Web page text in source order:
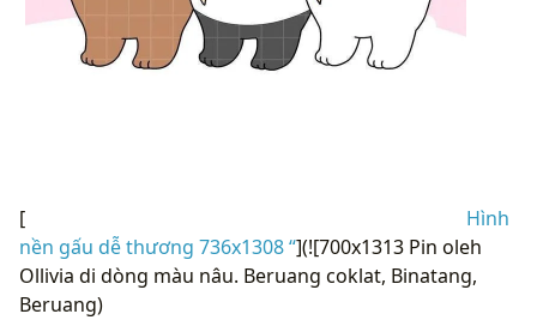
[
Hình
nền gấu dễ thương 736x1308 “](![700x1313 Pin oleh
Ollivia di dòng màu nâu. Beruang coklat, Binatang,
Beruang)